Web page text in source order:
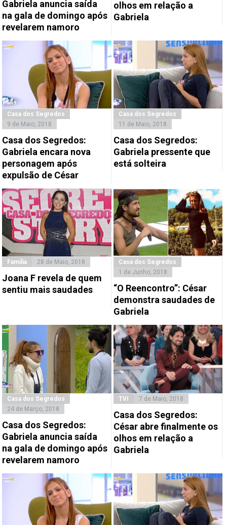
Gabriela anuncia saída
na gala de domingo após
revelarem namoro
olhos em relação a
Gabriela
Casa dos Segredos
9 de Maio, 2018
Casa dos Segredos:
Gabriela encara nova
personagem após
expulsão de César
Casa dos Segredos
11 de Maio, 2018
Casa dos Segredos:
Gabriela pressente que
está solteira
Família 28 de Maio, 2018
Joana F revela de quem
sentiu mais saudades
Casa dos Segredos
1 de Junho, 2018
“O Reencontro”: César
demonstra saudades de
Gabriela
Casa dos Segredos
24 de Março, 2018
Casa dos Segredos:
Gabriela anuncia saída
na gala de domingo após
revelarem namoro
TVI 7 de Maio, 2018
Casa dos Segredos:
César abre finalmente os
olhos em relação a
Gabriela